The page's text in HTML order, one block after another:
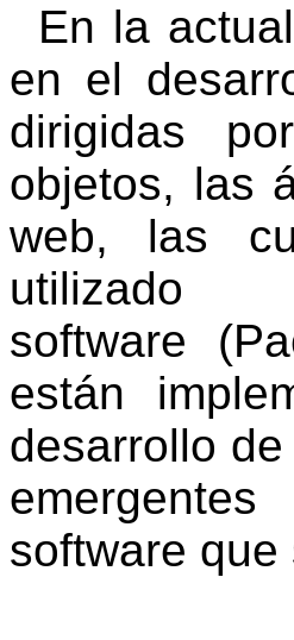
En la
en el
dirigidas
objetos, las
web, las
software
están
desarrollo
software